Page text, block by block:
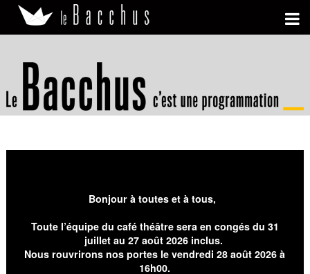
Bonjour à toutes et à tous,
Toute l’équipe du café théâtre sera en congés du 31
juillet au 27 août 2026 inclus.
Nous rouvrirons nos portes le vendredi 28 août 2026 à
16h00.